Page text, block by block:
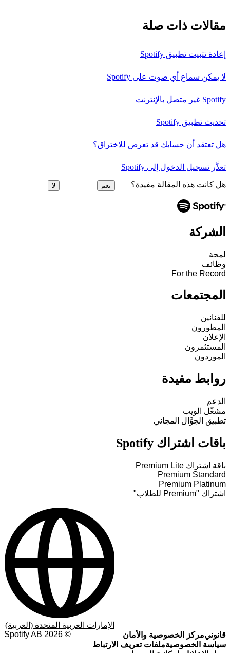
مقالات ذات صلة
إعادة تثبيت تطبيق Spotify
لا يمكن سماع أي صوت على Spotify
Spotify غير متصل بالإنترنت
تحديث تطبيق Spotify
هل تعتقد أن حسابك قد تعرض للاختراق؟
تعذَّر تسجيل الدخول إلى Spotify
هل كانت هذه المقالة مفيدة؟ نعم لا
الشركة
لمحة
وظائف
For the Record
المجتمعات
للفنانين
المطورون
الإعلان
المستثمرون
الموردون
روابط مفيدة
الدعم
مشغّل الويب
تطبيق الجوَّال المجاني
باقات اشتراك Spotify
باقة اشتراك Premium Lite
Premium Standard
Premium Platinum
اشتراك "Premium للطلاب"
قانونيمركز الخصوصية والأمان
سياسة الخصوصيةملفات تعريف الارتباط
©
2026
الإمارات العربية المتحدة (العربية)